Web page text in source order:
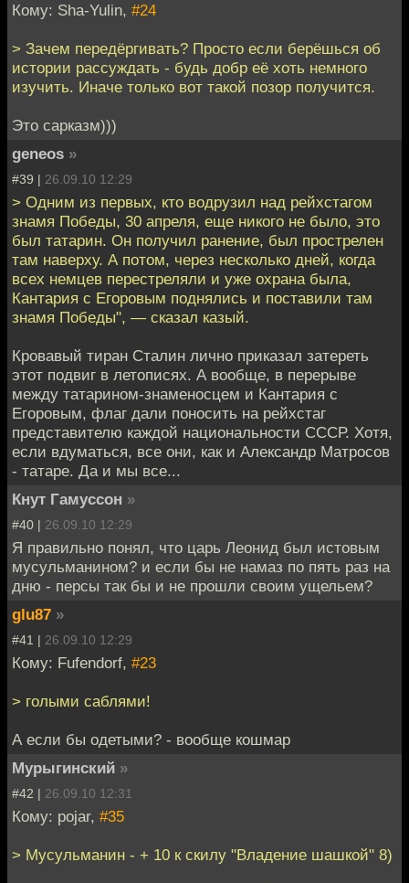
Кому: Sha-Yulin, #24
> Зачем передёргивать? Просто если берёшься об
истории рассуждать - будь добр её хоть немного
изучить. Иначе только вот такой позор получится.
Это сарказм)))
geneos »
#39 | 26.09.10 12:29
> Одним из первых, кто водрузил над рейхстагом
знамя Победы, 30 апреля, еще никого не было, это
был татарин. Он получил ранение, был прострелен
там наверху. А потом, через несколько дней, когда
всех немцев перестреляли и уже охрана была,
Кантария с Егоровым поднялись и поставили там
знамя Победы", — сказал казый.
Кровавый тиран Сталин лично приказал затереть
этот подвиг в летописях. А вообще, в перерыве
между татарином-знаменосцем и Кантария с
Егоровым, флаг дали поносить на рейхстаг
представителю каждой национальности СССР. Хотя,
если вдуматься, все они, как и Александр Матросов
- татаре. Да и мы все...
Кнут Гамуссон »
#40 | 26.09.10 12:29
Я правильно понял, что царь Леонид был истовым
мусульманином? и если бы не намаз по пять раз на
дню - персы так бы и не прошли своим ущельем?
glu87 »
#41 | 26.09.10 12:29
Кому: Fufendorf, #23
> голыми саблями!
А если бы одетыми? - вообще кошмар
Мурыгинский »
#42 | 26.09.10 12:31
Кому: pojar, #35
> Мусульманин - + 10 к скилу "Владение шашкой" 8)